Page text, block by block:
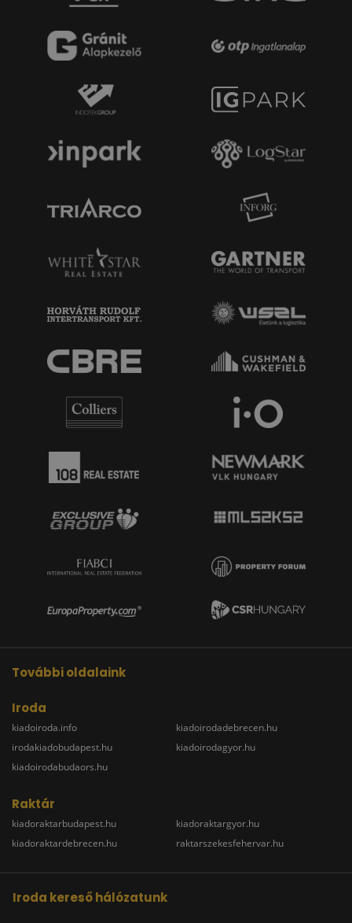
További oldalaink
Iroda
kiadoiroda.info
irodakiadobudapest.hu
kiadoirodabudaors.hu
kiadoirodadebrecen.hu
kiadoirodagyor.hu
Raktár
kiadoraktarbudapest.hu
kiadoraktardebrecen.hu
kiadoraktargyor.hu
raktarszekesfehervar.hu
Iroda kereső hálózatunk